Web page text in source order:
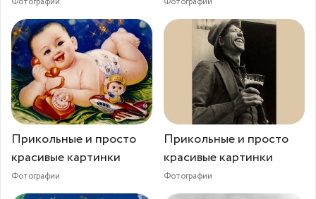
Прикольные и просто
красивые картинки
Фотографии
Прикольные и просто
красивые картинки
Фотографии